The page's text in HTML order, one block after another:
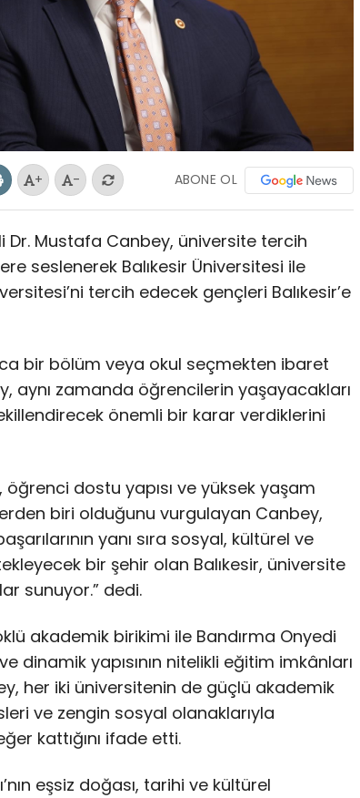
+ - ABONE OL
Dr. Mustafa Canbey, üniversite tercih
seslenerek Balıkesir Üniversitesi ile
tercih edecek gençleri Balıkesir’e
bir bölüm veya okul seçmekten ibaret
aynı zamanda öğrencilerin yaşayacakları
önemli bir karar verdiklerini
öğrenci dostu yapısı ve yüksek yaşam
biri olduğunu vurgulayan Canbey,
yanı sıra sosyal, kültürel ve
bir şehir olan Balıkesir, üniversite
sunuyor.” dedi.
akademik birikimi ile Bandırma Onyedi
dinamik yapısının nitelikli eğitim imkânları
her iki üniversitenin de güçlü akademik
ve zengin sosyal olanaklarıyla
kattığını ifade etti.
eşsiz doğası, tarihi ve kültürel